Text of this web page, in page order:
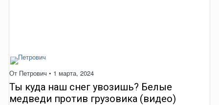
От Петрович • 1 марта, 2024
Ты куда наш снег увозишь? Белые
медведи против грузовика (видео)